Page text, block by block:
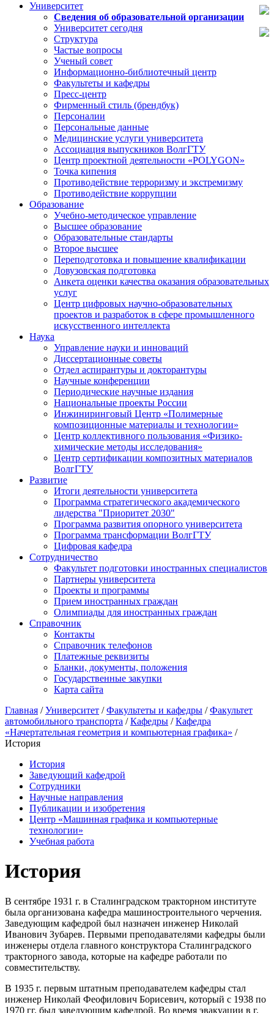
Университет
Сведения об образовательной организации
Университет сегодня
Структура
Частые вопросы
Ученый совет
Информационно-библиотечный центр
Факультеты и кафедры
Пресс-центр
Фирменный стиль (брендбук)
Персоналии
Персональные данные
Медицинские услуги университета
Ассоциация выпускников ВолгГТУ
Центр проектной деятельности «POLYGON»
Точка кипения
Противодействие терроризму и экстремизму
Противодействие коррупции
Образование
Учебно-методическое управление
Высшее образование
Образовательные стандарты
Второе высшее
Переподготовка и повышение квалификации
Довузовская подготовка
Анкета оценки качества оказания образовательных
услуг
Центр цифровых научно-образовательных
проектов и разработок в сфере промышленного
искусственного интеллекта
Наука
Управление науки и инноваций
Диссертационные советы
Отдел аспирантуры и докторантуры
Научные конференции
Периодические научные издания
Национальные проекты России
Инжиниринговый Центр «Полимерные
композиционные материалы и технологии»
Центр коллективного пользования «Физико-
химические методы исследования»
Центр сертификации композитных материалов
ВолгГТУ
Развитие
Итоги деятельности университета
Программа стратегического академического
лидерства "Приоритет 2030"
Программа развития опорного университета
Программа трансформации ВолгГТУ
Цифровая кафедра
Сотрудничество
Факультет подготовки иностранных специалистов
Партнеры университета
Проекты и программы
Прием иностранных граждан
Олимпиады для иностранных граждан
Справочник
Контакты
Справочник телефонов
Платежные реквизиты
Бланки, документы, положения
Государственные закупки
Карта сайта
Главная /Университет /Факультеты и кафедры /Факультет
автомобильного транспорта /Кафедры /Кафедра
«Начертательная геометрия и компьютерная графика» /
История
История
Заведующий кафедрой
Сотрудники
Научные направления
Публикации и изобретения
Центр «Машинная графика и компьютерные
технологии»
Учебная работа
История
В сентябре 1931 г. в Сталинградском тракторном институте
была организована кафедра машиностроительного черчения.
Заведующим кафедрой был назначен инженер Николай
Иванович Зубарев. Первыми преподавателями кафедры были
инженеры отдела главного конструктора Сталинградского
тракторного завода, которые на кафедре работали по
совместительству.
В 1935 г. первым штатным преподавателем кафедры стал
инженер Николай Феофилович Борисевич, который с 1938 по
1970 гг. был заведующим кафедрой. Во время эвакуации в г.